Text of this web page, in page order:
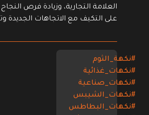
العلامة التجارية، وزيادة فرص
على التكيف مع الاتجاهات الجديدة
#نكهة_الثوم
#نكهات_غذائية
#نكهات_صناعية
#نكهات_الشيبس
#نكهات_البطاطس